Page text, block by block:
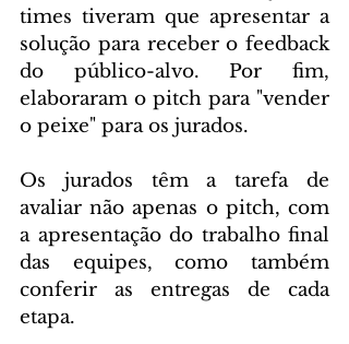
times tiveram que apresentar a
solução para receber o feedback
do público-alvo. Por fim,
elaboraram o pitch para "vender
o peixe" para os jurados.
Os jurados têm a tarefa de
avaliar não apenas o pitch, com
a apresentação do trabalho final
das equipes, como também
conferir as entregas de cada
etapa.